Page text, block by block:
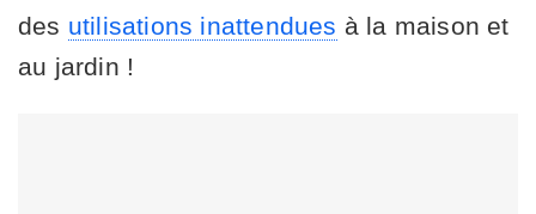
des utilisations inattendues à la maison et
au jardin !